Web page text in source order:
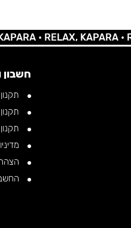
•RELAX, KAPARA •
חשבון